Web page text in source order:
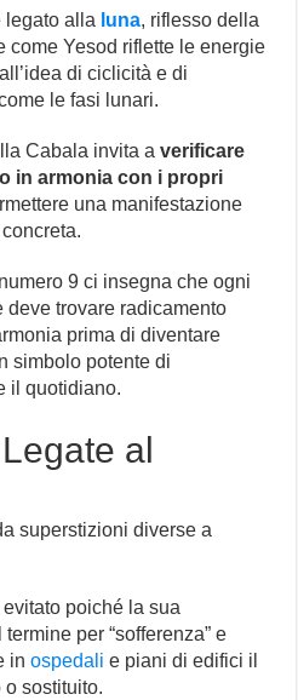
legato alla luna, riflesso della
come Yesod riflette le energie
di ciclicità e di
le fasi lunari.
Cabala invita averificare
in armonia con i propri
una manifestazione
9 ci insegna che ogni
trovare radicamento
prima di diventare
simbolo potente di
il quotidiano.
al
superstizioni diverse a
poiché la sua
per “sofferenza” e
inospedali e piani di edifici il
o sostituito.